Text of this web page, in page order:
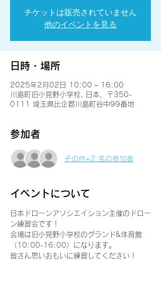
チケットは販売されていません
他のイベントを見る
日時・場所
2025年2月02日 10:00 – 16:00
川島町旧小見野小学校, 日本、〒350-
0111 埼玉県比企郡川島町谷中99番地
参加者
その他+2 名の参加者
イベントについて
日本ドローンアソシエイション主催のドロー
ン練習会です！
会場は旧小見野小学校のグランド&体育館
（10:00-16:00）になります。
皆さん思いおもいに練習してください！